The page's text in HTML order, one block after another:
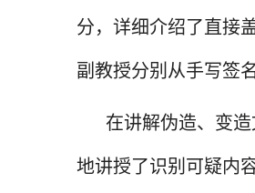
分，详细介绍了直接
副教授分别从手写签
在讲解伪造、变
地讲授了识别可疑内